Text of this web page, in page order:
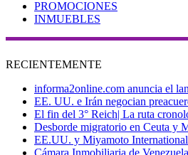
PROMOCIONES
INMUEBLES
RECIENTEMENTE
informa2online.com anuncia el
EE. UU. e Irán negocian
El fin del 3° Reich| La ruta
Desborde migratorio en Ceuta y
EE.UU. y Miyamoto International
Cámara Inmobiliaria de